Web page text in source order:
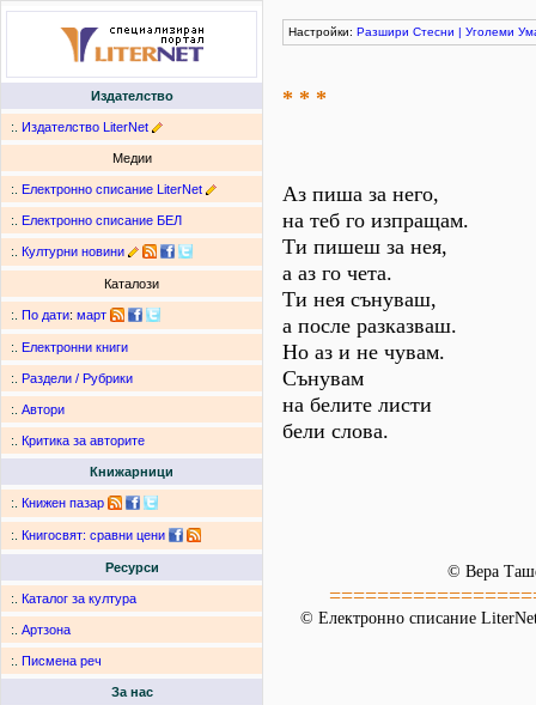
Издателство
:. Издателство LiterNet
Медии
:. Електронно списание LiterNet
:. Електронно списание БЕЛ
:. Културни новини
Каталози
:. По дати: март
:. Електронни книги
:. Раздели / Рубрики
:. Автори
:. Критика за авторите
Книжарници
:. Книжен пазар
:. Книгосвят: сравни цени
Ресурси
:. Каталог за култура
:. Артзона
:. Писмена реч
За нас
Настройки: Разшири Стесни | Уголеми
* * *
Аз пиша за него,
на теб го изпращам.
Ти пишеш за нея,
а аз го чета.
Ти нея сънуваш,
а после разказваш.
Но аз и не чувам.
Сънувам
на белите листи
бели слова.
© Вера
© Електронно списание